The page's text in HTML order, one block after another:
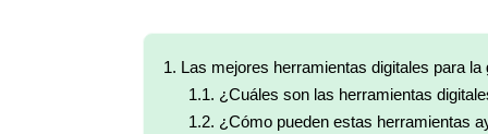
1. Las mejores herramientas digitales para la
1.1. ¿Cuáles son las herramientas
1.2. ¿Cómo pueden estas herramientas